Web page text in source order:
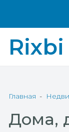
Rixbi
Главная
Дома,